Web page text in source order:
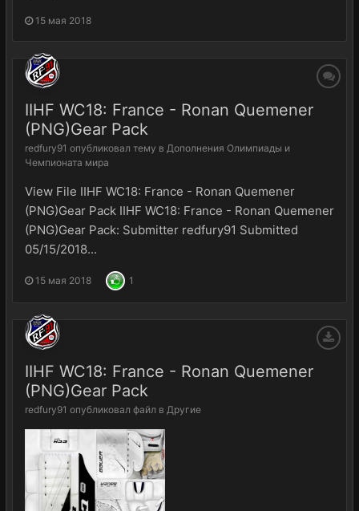
15 мая 2018
IIHF WC18: France - Ronan Quemener
(PNG)Gear Pack
redfury91 опубликовал тему в Дополнения Олимпиады и
Чемпионата мира
View File IIHF WC18: France - Ronan Quemener
(PNG)Gear Pack IIHF WC18: France - Ronan Quemener
(PNG)Gear Pack: Submitter redfury91 Submitted
05/15/2018...
15 мая 2018 1
IIHF WC18: France - Ronan Quemener
(PNG)Gear Pack
redfury91 опубликовал файл в Другие